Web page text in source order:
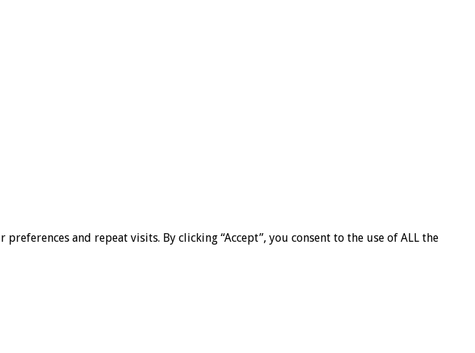
and repeat visits. By clicking “Accept”, you consent to the use of ALL the